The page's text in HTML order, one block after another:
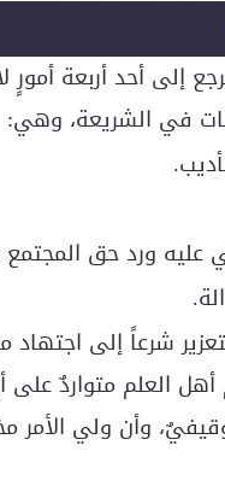
إلى أحد أربعة أمورٍ
في الشريعة، وهي:
شرعاً إلى
أهل العلم متواردٌ على
وأن ولي الأمر